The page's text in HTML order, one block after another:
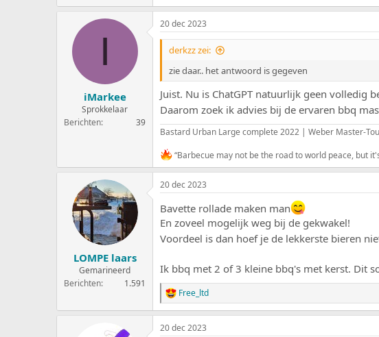
I
iMarkee
Sprokkelaar
Berichten
39
20 dec 2023
derkzz zei:
zie daar.. het antwoord is gegeven
Juist. Nu is ChatGPT natuurlijk geen volledig
Daarom zoek ik advies bij de ervaren bbq
Bastard Urban Large complete 2022 | Weber Master-
“Barbecue may not be the road to world peace, but
LOMPE laars
Gemarineerd
Berichten
1.591
20 dec 2023
Bavette rollade maken man
En zoveel mogelijk weg bij de gekwakel!
Voordeel is dan hoef je de lekkerste bieren
Ik bbq met 2 of 3 kleine bbq's met kerst. Dit
W
a
a
r
Free_ltd
20 dec 2023